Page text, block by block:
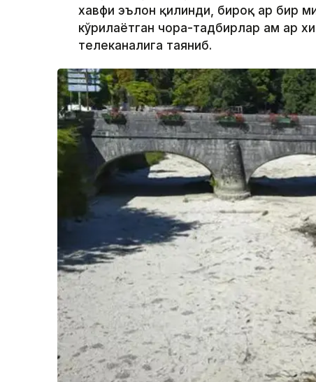
хавфи эълон қилинди, бироқ ҳар бир
кўрилаётган чора-тадбирлар ҳам ҳар
телеканалига таяниб.